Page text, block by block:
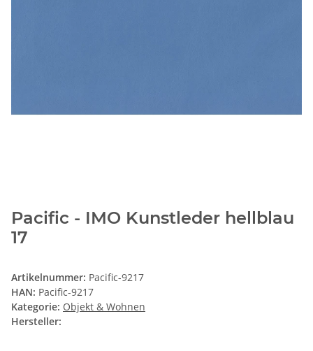
Pacific - IMO Kunstleder hellblau
17
Artikelnummer: Pacific-9217
HAN: Pacific-9217
Kategorie: Objekt & Wohnen
Hersteller: